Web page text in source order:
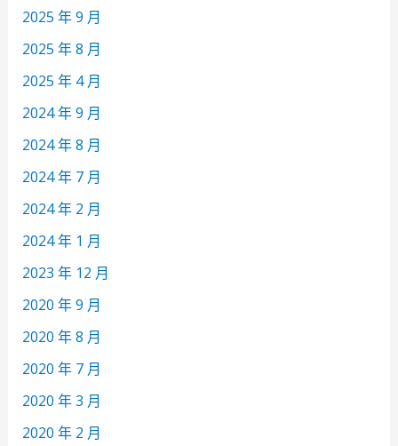
2025 年 9 月
2025 年 8 月
2025 年 4 月
2024 年 9 月
2024 年 8 月
2024 年 7 月
2024 年 2 月
2024 年 1 月
2023 年 12 月
2020 年 9 月
2020 年 8 月
2020 年 7 月
2020 年 3 月
2020 年 2 月